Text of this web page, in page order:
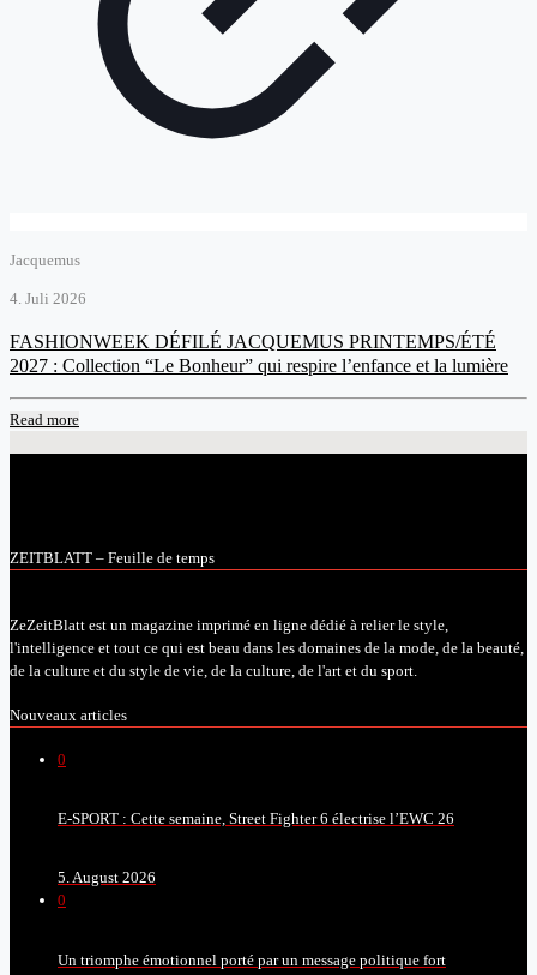
Jacquemus
4. Juli 2026
FASHIONWEEK DÉFILÉ JACQUEMUS PRINTEMPS/ÉTÉ
2027 : Collection “Le Bonheur” qui respire l’enfance et la lumière
Read more
ZEITBLATT – Feuille de temps
ZeZeitBlatt est un magazine imprimé en ligne dédié à relier le style,
l'intelligence et tout ce qui est beau dans les domaines de la mode, de la beauté,
de la culture et du style de vie, de la culture, de l'art et du sport.
Nouveaux articles
0
E-SPORT : Cette semaine, Street Fighter 6 électrise l’EWC 26
5. August 2026
0
Un triomphe émotionnel porté par un message politique fort